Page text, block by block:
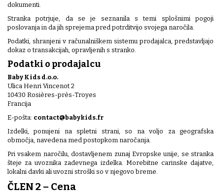
dokumenti.
Stranka potrjuje, da se je seznanila s temi splošnimi pogoji
poslovanja in da jih sprejema pred potrditvijo svojega naročila.
Podatki, shranjeni v računalniškem sistemu prodajalca, predstavljajo
dokaz o transakcijah, opravljenih s stranko.
Podatki o prodajalcu
Baby Kids d.o.o.
Ulica Henri Vincenot 2
10430 Rosières-près-Troyes
Francija
E-pošta: contact@babykids.fr
Izdelki, ponujeni na spletni strani, so na voljo za geografska
območja, navedena med postopkom naročanja.
Pri vsakem naročilu, dostavljenem zunaj Evropske unije, se stranka
šteje za uvoznika zadevnega izdelka. Morebitne carinske dajatve,
lokalni davki ali uvozni stroški so v njegovo breme.
ČLEN 2 – Cena